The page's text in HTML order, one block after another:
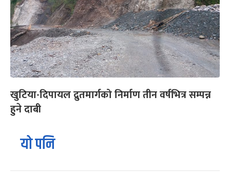
खुटिया-दिपायल द्रुतमार्गको निर्माण तीन वर्षभित्र सम्पन्न
हुने दाबी
यो पनि